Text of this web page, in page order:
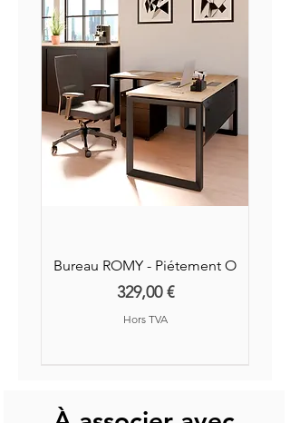
Bureau ROMY - Piétement O
Prix
329,00 €
Hors TVA